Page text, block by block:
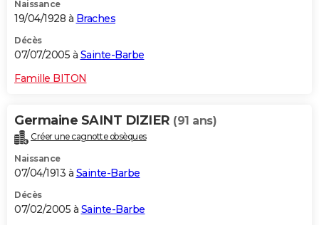
Naissance
19/04/1928 à Braches
Décès
07/07/2005 à Sainte-Barbe
Famille BITON
Germaine SAINT DIZIER (91 ans)
Créer une cagnotte obsèques
Naissance
07/04/1913 à Sainte-Barbe
Décès
07/02/2005 à Sainte-Barbe